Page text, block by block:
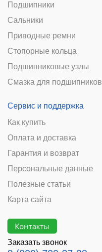
Подшипники
Сальники
Приводные ремни
Стопорные кольца
Подшипниковые узлы
Смазка для подшипников
Сервис и поддержка
Как купить
Оплата и доставка
Гарантия и возврат
Персональные данные
Полезные статьи
Карта сайта
Контакты
Заказать звонок